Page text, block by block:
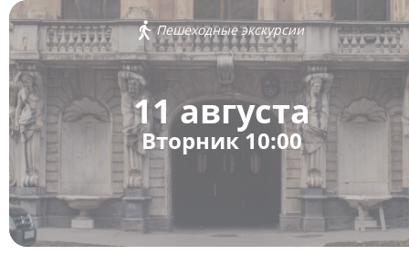
Пешеходные экскурсии
11 августа
Вторник 10:00